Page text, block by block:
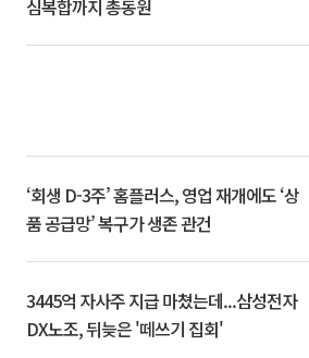
심복합까지 총동원
‘회생 D-3주’ 홈플러스, 영업 재개에도 ‘상
품 공급망’ 복구가 생존 관건
3445억 자사주 지급 마쳤는데...삼성전자
DX노조, 뒤늦은 '떼쓰기 집회'